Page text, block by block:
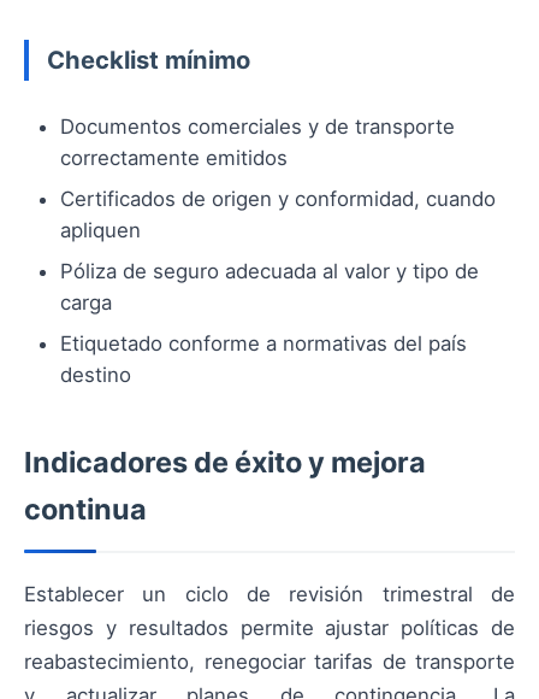
Checklist mínimo
Documentos comerciales y de transporte
correctamente emitidos
Certificados de origen y conformidad, cuando
apliquen
Póliza de seguro adecuada al valor y tipo de
carga
Etiquetado conforme a normativas del país
destino
Indicadores de éxito y mejora
continua
Establecer un ciclo de revisión trimestral de
riesgos y resultados permite ajustar políticas de
reabastecimiento, renegociar tarifas de transporte